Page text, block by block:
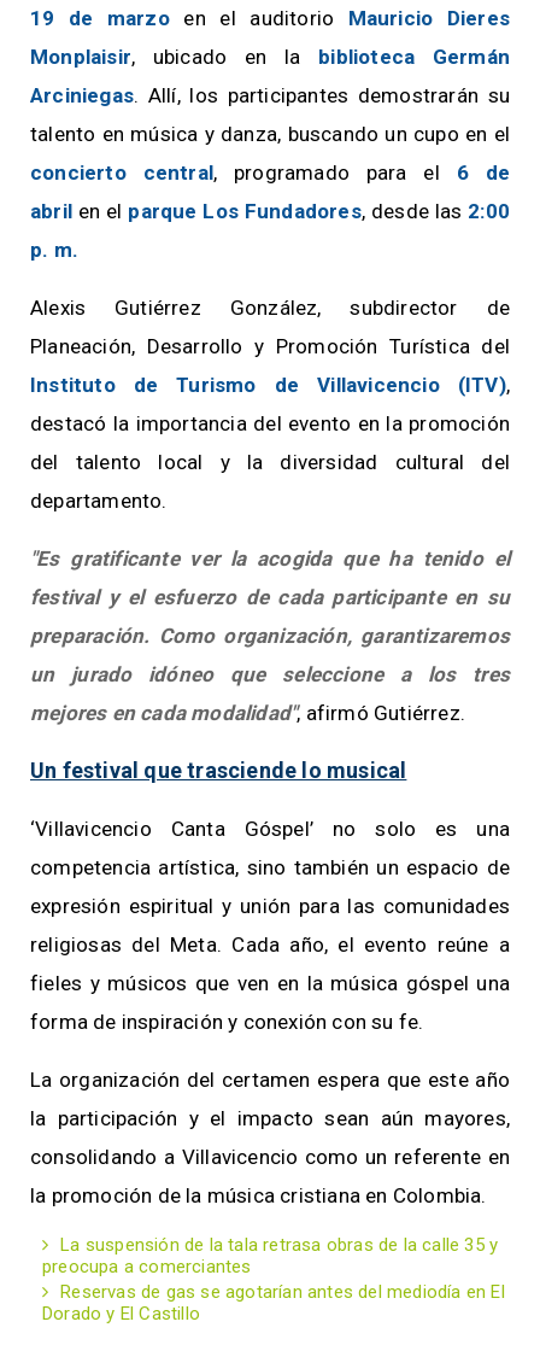
19 de marzoen el auditorio Mauricio Dieres
Monplaisir, ubicado en la biblioteca Germán
Arciniegas. Allí, los participantes demostrarán su
talento en música y danza, buscando un cupo en el
concierto central, programado para el 6 de
abril en el parque Los Fundadores, desde las 2:00
p. m.
Alexis Gutiérrez González, subdirector de
Planeación, Desarrollo y Promoción Turística del
Instituto de Turismo de Villavicencio (ITV),
destacó la importancia del evento en la promoción
del talento local y la diversidad cultural del
departamento.
"Es gratificante ver la acogida que ha tenido el
festival y el esfuerzo de cada participante en su
preparación. Como organización, garantizaremos
un jurado idóneo que seleccione a los tres
mejores en cada modalidad", afirmó Gutiérrez.
Un festival que trasciende lo musical
‘Villavicencio Canta Góspel’ no solo es una
competencia artística, sino también un espacio de
expresión espiritual y unión para las comunidades
religiosas del Meta. Cada año, el evento reúne a
fieles y músicos que ven en la música góspel una
forma de inspiración y conexión con su fe.
La organización del certamen espera que este año
la participación y el impacto sean aún mayores,
consolidando a Villavicencio como un referente en
la promoción de la música cristiana en Colombia.
La suspensión de la tala retrasa obras de la calle 35 y
preocupa a comerciantes
Reservas de gas se agotarían antes del mediodía en El
Dorado y El Castillo